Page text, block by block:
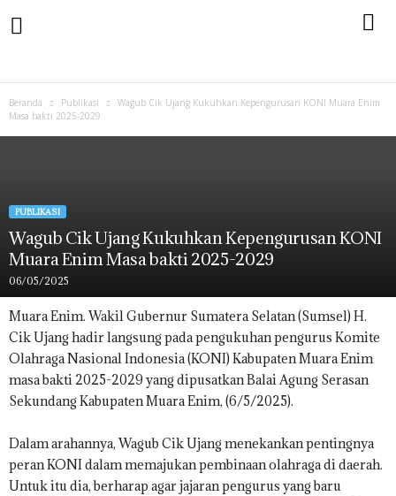
Beranda Publikasi
Wagub Cik Ujang Kukuhkan Kepengurusan KONI Muara Enim
Masa bakti 2025-2029
PUBLIKASI
Wagub Cik Ujang Kukuhkan Kepengurusan KONI
Muara Enim Masa bakti 2025-2029
06/05/2025
Muara Enim. Wakil Gubernur Sumatera Selatan (Sumsel) H.
Cik Ujang hadir langsung pada pengukuhan pengurus Komite
Olahraga Nasional Indonesia (KONI) Kabupaten Muara Enim
masa bakti 2025-2029 yang dipusatkan Balai Agung Serasan
Sekundang Kabupaten Muara Enim, (6/5/2025).
Dalam arahannya, Wagub Cik Ujang menekankan pentingnya
peran KONI dalam memajukan pembinaan olahraga di daerah.
Untuk itu dia, berharap agar jajaran pengurus yang baru